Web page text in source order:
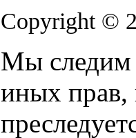
Copyright ©
Мы следим
иных прав,